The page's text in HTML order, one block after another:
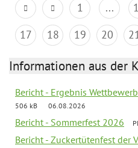
1 ...
17
18 19 20
Informationen aus der
Bericht - Ergebnis
506 kB
06.08.2026
Bericht - Sommerfest 2026
Bericht - Zuckertütenfest der